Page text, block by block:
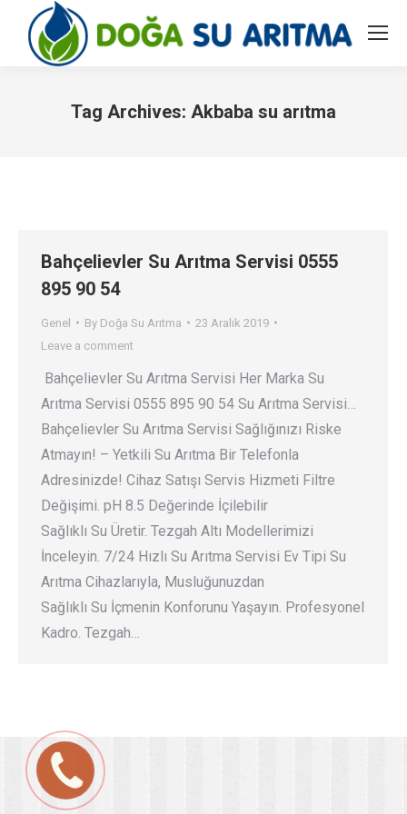
Tag Archives: Akbaba su arıtma
Bahçelievler Su Arıtma Servisi 0555
895 90 54
Genel By Doğa Su Arıtma
23 Aralık 2019
Leave a comment
Bahçelievler Su Arıtma Servisi Her Marka Su
Arıtma Servisi 0555 895 90 54 Su Arıtma Servisi…
Bahçelievler Su Arıtma Servisi Sağlığınızı Riske
Atmayın! – Yetkili Su Arıtma Bir Telefonla
Adresinizde! Cihaz Satışı Servis Hizmeti Filtre
Değişimi. pH 8.5 Değerinde İçilebilir
Sağlıklı Su Üretir. Tezgah Altı Modellerimizi
İnceleyin. 7/24 Hızlı Su Arıtma Servisi Ev Tipi Su
Arıtma Cihazlarıyla, Musluğunuzdan
Sağlıklı Su İçmenin Konforunu Yaşayın. Profesyonel
Kadro. Tezgah…